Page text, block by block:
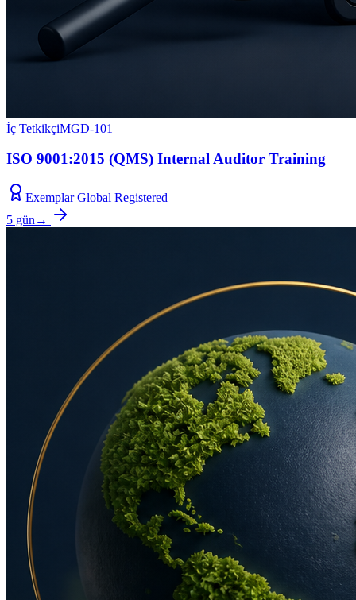
İç TetkikçiMGD-101
ISO 9001:2015 (QMS) Internal Auditor Training
Exemplar Global Registered
5 gün →